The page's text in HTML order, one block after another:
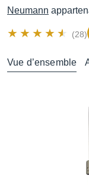
Neumann
(28)
Vue d’ensemble